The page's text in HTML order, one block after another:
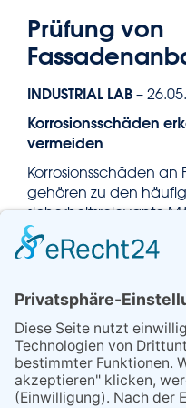
Prüfung von
INDUSTRIAL LAB –
Korrosionsschäden
vermeiden
Korrosionsschäden
gehören zu den
sicherheitsrelevante
Besonders betroffen
Vordächer, Geländer,
nachträglich montierte
Was viele
plötzlich, sondern ist
Prozesses. In der
Jahre vor dem